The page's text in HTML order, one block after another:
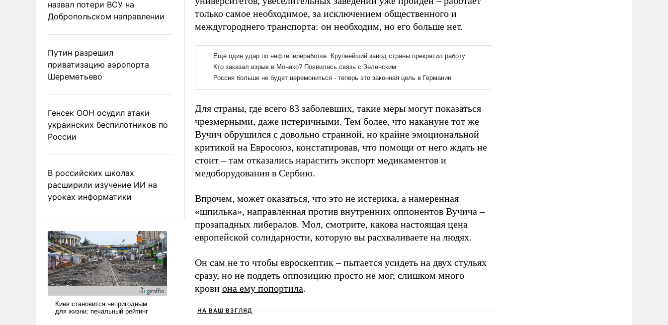
назвал потери ВСУ на
Добропольском направлении
Путин разрешил
приватизацию аэропорта
Шереметьево
Генсек ООН осудил атаки
украинских беспилотников по
России
В российских школах
расширили изучение ИИ на
уроках информатики
только самое необходимое, за исключением общественного и
междугороднего транспорта: он необходим, но его больше нет.
Для страны, где всего 83 заболевших, такие меры могут показаться
чрезмерными, даже истеричными. Тем более, что накануне тот же
Вучич обрушился с довольно странной, но крайне эмоциональной
критикой на Евросоюз, констатировав, что помощи от него ждать не
стоит – там отказались нарастить экспорт медикаментов и
медоборудования в Сербию.
Впрочем, может оказаться, что это не истерика, а намеренная
«шпилька», направленная против внутренних оппонентов Вучича –
прозападных либералов. Мол, смотрите, какова настоящая цена
европейской солидарности, которую вы расхваливаете на людях.
Он сам не то чтобы евроскептик – пытается усидеть на двух стульях
сразу, но не поддеть оппозицию просто не мог, слишком много
крови она ему попортила.
НА ВАШ ВЗГЛЯД